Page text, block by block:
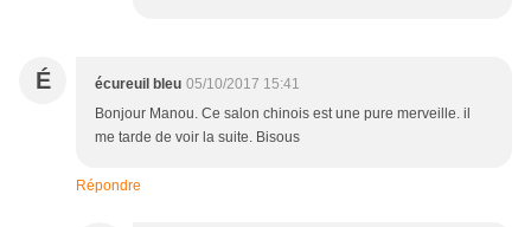
É écureuil bleu 05/10/2017 15:41
Bonjour Manou. Ce salon chinois est une pure merveille. il
me tarde de voir la suite. Bisous
Répondre